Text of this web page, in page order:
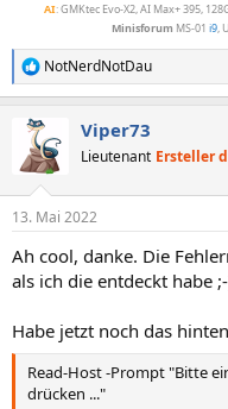
AI: GMKtec Evo-X2, AI Max+ 395,
Minisforum MS-01 i9,
R
e
k
i
n
e
n
:
NotNerdNotDau
Viper73
Lieutenant Ersteller
13. Mai 2022
Ah cool, danke. Die
als ich die entdeckt habe
Habe jetzt noch das
Read-Host -Prompt "Bitte
drücken ..."